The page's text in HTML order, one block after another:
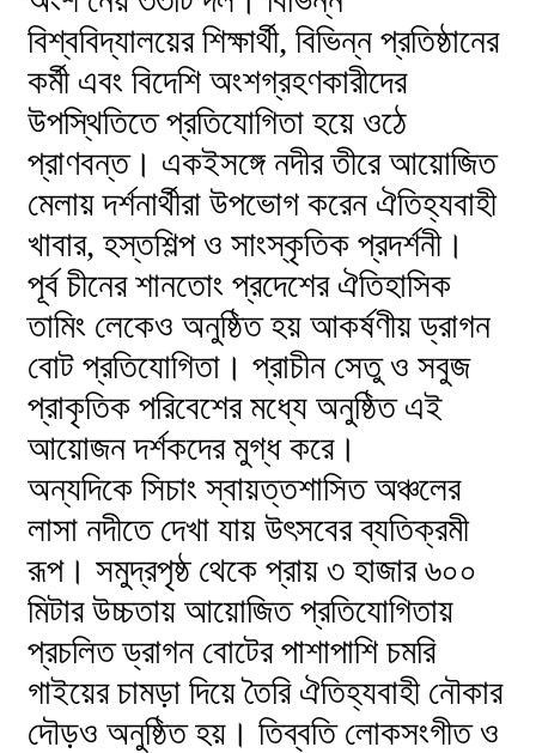
বিশ্ববিদ্যালয়ের শিক্ষার্থী, বিভিন্ন প্রতিষ্ঠানের
কর্মী এবং বিদেশি অংশগ্রহণকারীদের
উপস্থিতিতে প্রতিযোগিতা হয়ে ওঠে
প্রাণবন্ত। একইসঙ্গে নদীর তীরে আয়োজিত
মেলায় দর্শনার্থীরা উপভোগ করেন ঐতিহ্যবাহী
খাবার, হস্তশিল্প ও সাংস্কৃতিক প্রদর্শনী।
পূর্ব চীনের শানতোং প্রদেশের ঐতিহাসিক
তামিং লেকেও অনুষ্ঠিত হয় আকর্ষণীয় ড্রাগন
বোট প্রতিযোগিতা। প্রাচীন সেতু ও সবুজ
প্রাকৃতিক পরিবেশের মধ্যে অনুষ্ঠিত এই
আয়োজন দর্শকদের মুগ্ধ করে।
অন্যদিকে সিচাং স্বায়ত্তশাসিত অঞ্চলের
লাসা নদীতে দেখা যায় উৎসবের ব্যতিক্রমী
রূপ। সমুদ্রপৃষ্ঠ থেকে প্রায় ৩ হাজার ৬০০
মিটার উচ্চতায় আয়োজিত প্রতিযোগিতায়
প্রচলিত ড্রাগন বোটের পাশাপাশি চমরি
গাইয়ের চামড়া দিয়ে তৈরি ঐতিহ্যবাহী নৌকার
দৌড়ও অনুষ্ঠিত হয়। তিব্বতি লোকসংগীত ও